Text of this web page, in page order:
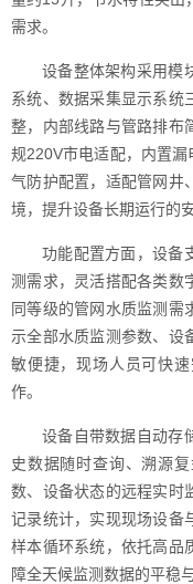
需求。
设备整体架构采用模
系统、数据采集显示系统
整，内部线路与管路排布
规220V市电适配，内置
气防护配置，适配管网井
境，提升设备长期运行的
功能配置方面，设备
测需求，灵活搭配各类数
同等级的管网水质监测需
示全部水质监测参数、设
敏便捷，现场人员可快
作。
设备自带数据自动存
史数据随时查询、溯源
数、设备状态的远程实时
记录统计，实现现场设备
样本循环系统，依托高品
障全天候监测数据的平稳